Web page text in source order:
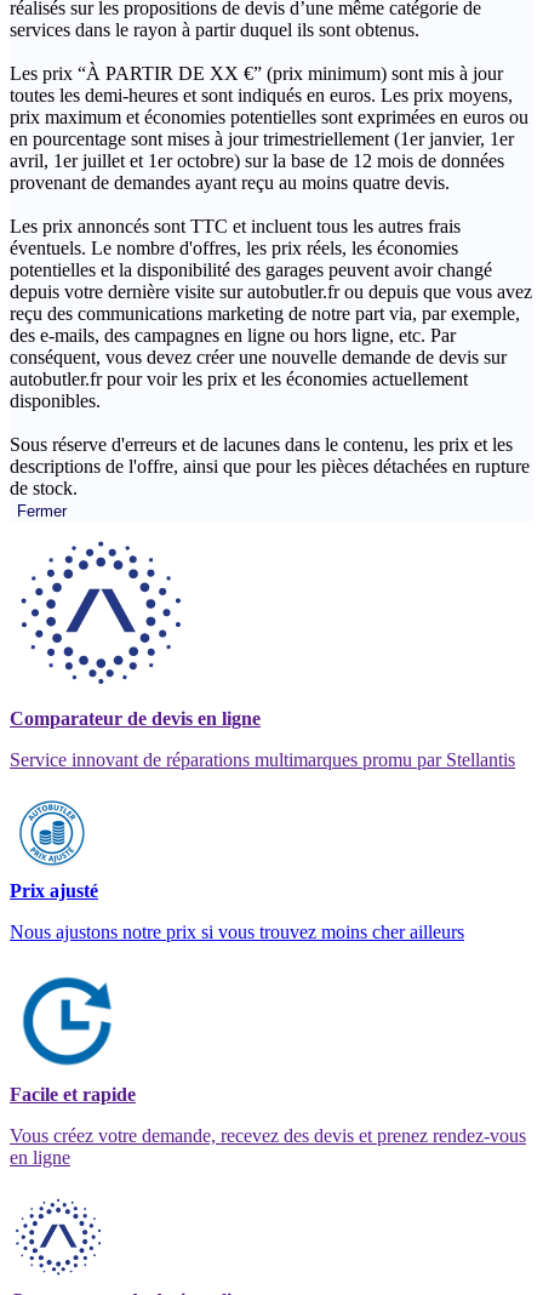
réalisés sur les propositions de devis d’une même catégorie de
services dans le rayon à partir duquel ils sont obtenus.
Les prix “À PARTIR DE XX €” (prix minimum) sont mis à jour
toutes les demi-heures et sont indiqués en euros. Les prix moyens,
prix maximum et économies potentielles sont exprimées en euros ou
en pourcentage sont mises à jour trimestriellement (1er janvier, 1er
avril, 1er juillet et 1er octobre) sur la base de 12 mois de données
provenant de demandes ayant reçu au moins quatre devis.
Les prix annoncés sont TTC et incluent tous les autres frais
éventuels. Le nombre d'offres, les prix réels, les économies
potentielles et la disponibilité des garages peuvent avoir changé
depuis votre dernière visite sur autobutler.fr ou depuis que vous avez
reçu des communications marketing de notre part via, par exemple,
des e-mails, des campagnes en ligne ou hors ligne, etc. Par
conséquent, vous devez créer une nouvelle demande de devis sur
autobutler.fr pour voir les prix et les économies actuellement
disponibles.
Sous réserve d'erreurs et de lacunes dans le contenu, les prix et les
descriptions de l'offre, ainsi que pour les pièces détachées en rupture
de stock.
Fermer
Comparateur de devis en ligne
Service innovant de réparations multimarques promu par Stellantis
Prix ajusté
Nous ajustons notre prix si vous trouvez moins cher ailleurs
Facile et rapide
Vous créez votre demande, recevez des devis et prenez rendez-vous
en ligne